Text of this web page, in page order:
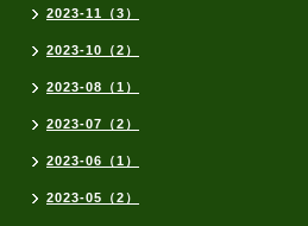
2023-11（3）
2023-10（2）
2023-08（1）
2023-07（2）
2023-06（1）
2023-05（2）